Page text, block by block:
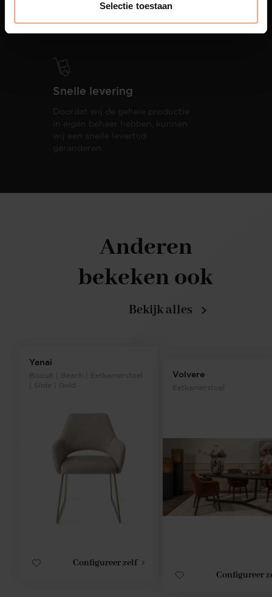
Selectie toestaan
oplevering,met als resultaat een
totale woonbeleving.
Snelle levering
Doordat wij de gehele productie
in eigen beheer hebben, kunnen
wij een snelle levertijd
garanderen.
Yanai
Biscuit | Beach | Eetkamerstoel
| Slide | Gold
Configureer zelf
Volvere
Eetkamerstoel
Configureer
Anderen
bekeken ook
Bekijk alles